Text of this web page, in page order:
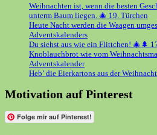
Weihnachten ist, wenn die besten
unterm Baum liegen. 🎄 19. Türchen
Heute Nacht werden die Waagen
Adventskalenders
Du siehst aus wie ein Flittchen! 🎄🌲
Knoblauchbrot wie vom
Adventskalender
Heb’ die Eierkartons aus der
Motivation auf Pinterest
Folge mir auf Pinterest!